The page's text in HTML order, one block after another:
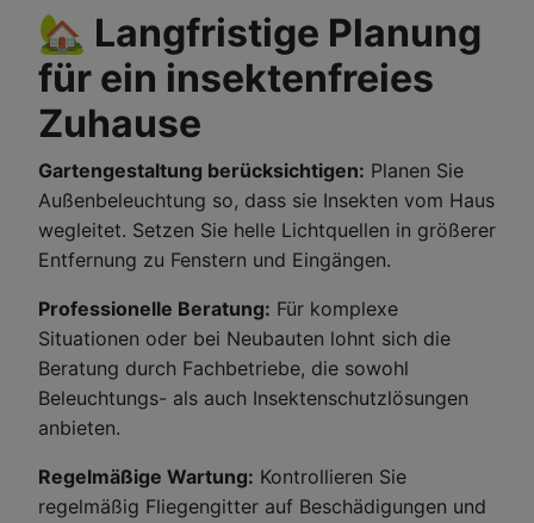
🏡 Langfristige Planung
für ein insektenfreies
Zuhause
Gartengestaltung berücksichtigen: Planen Sie
Außenbeleuchtung so, dass sie Insekten vom Haus
wegleitet. Setzen Sie helle Lichtquellen in größerer
Entfernung zu Fenstern und Eingängen.
Professionelle Beratung: Für komplexe
Situationen oder bei Neubauten lohnt sich die
Beratung durch Fachbetriebe, die sowohl
Beleuchtungs- als auch Insektenschutzlösungen
anbieten.
Regelmäßige Wartung: Kontrollieren Sie
regelmäßig Fliegengitter auf Beschädigungen und